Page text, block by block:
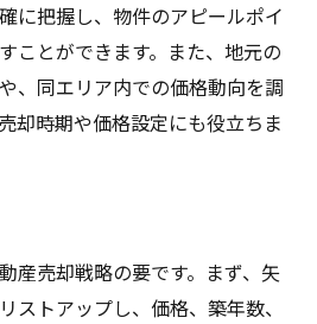
に把握し、物件のアピールポイ
ことができます。また、地元の
、同エリア内での価格動向を調
却時期や価格設定にも役立ちま
産売却戦略の要です。まず、矢
ストアップし、価格、築年数、